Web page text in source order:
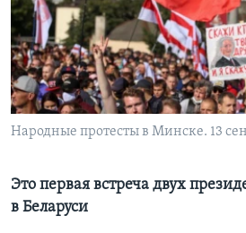
Learning English
СОЦИАЛЬНЫЕ СЕТИ
Народные протесты в Минске. 13
Это первая встреча двух
в Беларуси